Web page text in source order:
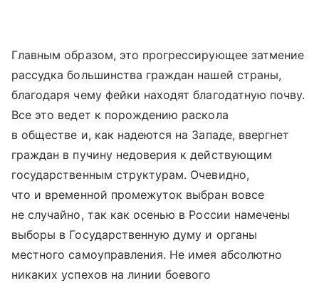
Главным образом, это прогрессирующее затмение
рассудка большинства граждан нашей страны,
благодаря чему фейки находят благодатную почву.
Все это ведет к порождению раскола
в обществе и, как надеются на Западе, ввергнет
граждан в пучину недоверия к действующим
государственным структурам. Очевидно,
что и временной промежуток выбран вовсе
не случайно, так как осенью в России намечены
выборы в Государственную думу и органы
местного самоуправления. Не имея абсолютно
никаких успехов на линии боевого